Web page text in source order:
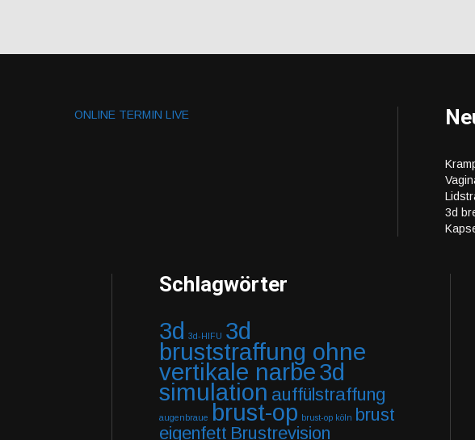
ONLINE TERMIN LIVE
3d
Schlagwörter
3d 3d-HIFU 3d
bruststraffung ohne
vertikale narbe3d
simulation auffülstraffung
augenbraue brust-op brust-op köln
brust
eigenfett Brustrevision